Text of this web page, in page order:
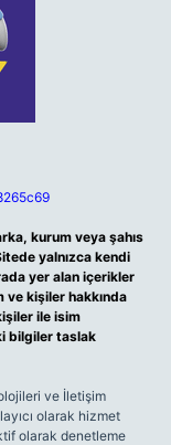
kurum veya şahıs
yalnızca kendi
yer alan içerikler
kişiler hakkında
ile isim
bilgiler taslak
ve İletişim
olarak hizmet
olarak denetleme